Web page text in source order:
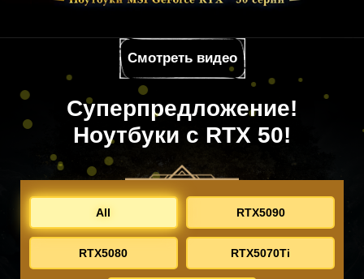
Смотреть видео
Суперпредложение!
Ноутбуки с RTX 50!
All RTX5090
RTX5080 RTX5070Ti